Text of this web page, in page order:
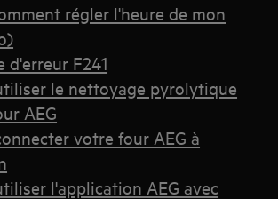
régler l'heure de mon
d'erreur F241
le nettoyage pyrolytique
AEG
votre four AEG à
l'application AEG avec